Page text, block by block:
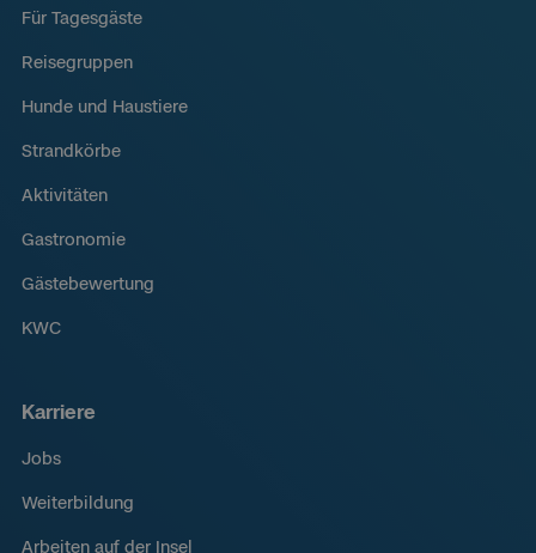
Für Tagesgäste
Reisegruppen
Hunde und Haustiere
Strandkörbe
Aktivitäten
Gastronomie
Gästebewertung
KWC
Karriere
Jobs
Weiterbildung
Arbeiten auf der Insel